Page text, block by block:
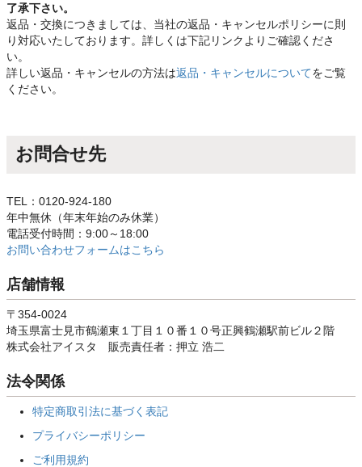
了承下さい。
返品・交換につきましては、当社の返品・キャンセルポリシーに則
り対応いたしております。詳しくは下記リンクよりご確認くださ
い。
詳しい返品・キャンセルの方法は返品・キャンセルについてをご覧
ください。
お問合せ先
TEL：0120-924-180
年中無休（年末年始のみ休業）
電話受付時間：9:00～18:00
お問い合わせフォームはこちら
店舗情報
〒354-0024
埼玉県富士見市鶴瀬東１丁目１０番１０号正興鶴瀬駅前ビル２階
株式会社アイスタ 販売責任者：押立 浩二
法令関係
特定商取引法に基づく表記
プライバシーポリシー
ご利用規約